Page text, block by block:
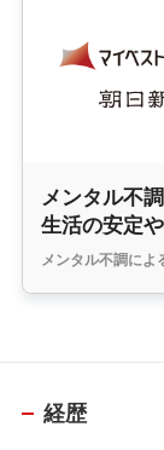
メンタル不
生活の安定
メンタル不調によ
経歴